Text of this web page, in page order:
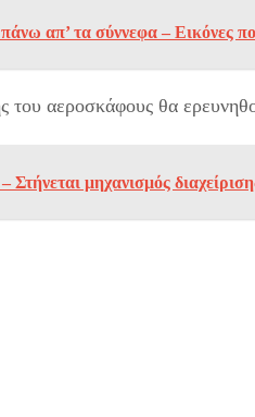
απ’ τα σύννεφα – Εικόνες
του αεροσκάφους θα
μηχανισμός